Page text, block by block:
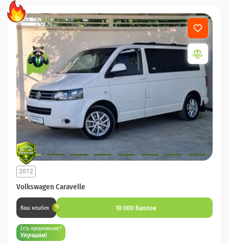
Volkswagen Caravelle
2012
Ваш кешбек 10 000 баллов
Есть предложение?
Улучшим!